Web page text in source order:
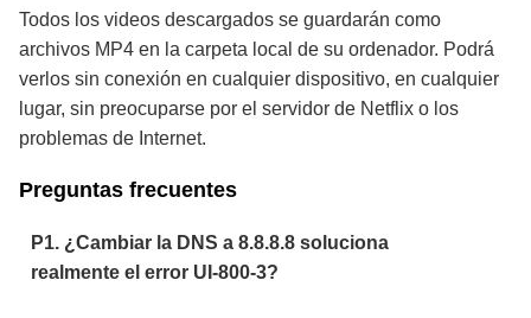
Todos los videos descargados se guardarán como
archivos MP4 en la carpeta local de su ordenador. Podrá
verlos sin conexión en cualquier dispositivo, en cualquier
lugar, sin preocuparse por el servidor de Netflix o los
problemas de Internet.
Preguntas frecuentes
P1. ¿Cambiar la DNS a 8.8.8.8 soluciona
realmente el error UI-800-3?